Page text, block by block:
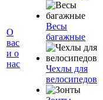
О
вас
и о
нас
Весы
багажные
Чехлы для
велосипедов